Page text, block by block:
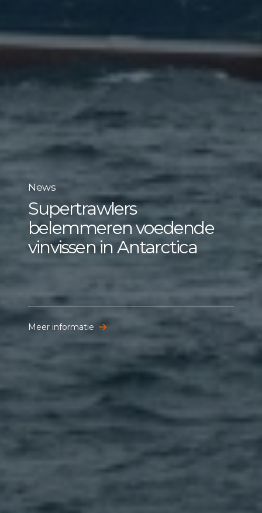
News
Supertrawlers
belemmeren voedende
vinvissen in Antarctica
Meer informatie